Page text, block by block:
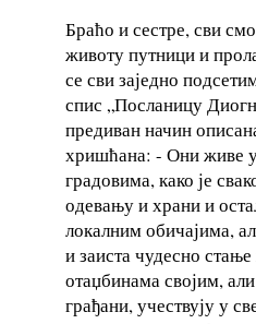
Браћо и сестре, сви
животу путници и
се сви заједно
спис „Посланицу
предиван начин
хришћана: - Они живе
градовима, како је
одевању и храни и
локалним обичајима,
и заиста чудесно
отаџбинама својим,
грађани, учествују у